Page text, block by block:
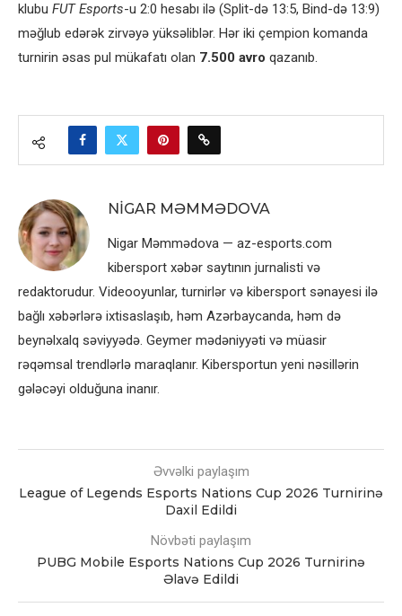
klubu FUT Esports-u 2:0 hesabı ilə (Split-də 13:5, Bind-də 13:9)
məğlub edərək zirvəyə yüksəliblər. Hər iki çempion komanda
turnirin əsas pul mükafatı olan 7.500 avro qazanıb.
NIGAR MƏMMƏDOVA
Nigar Məmmədova — az-esports.com
kibersport xəbər saytının jurnalisti və
redaktorudur. Videooyunlar, turnirlər və kibersport sənayesi ilə
bağlı xəbərlərə ixtisaslaşıb, həm Azərbaycanda, həm də
beynəlxalq səviyyədə. Geymer mədəniyyəti və müasir
rəqəmsal trendlərlə maraqlanır. Kibersportun yeni nəsillərin
gələcəyi olduğuna inanır.
Əvvəlki paylaşım
League of Legends Esports Nations Cup 2026 Turnirinə
Daxil Edildi
Növbəti paylaşım
PUBG Mobile Esports Nations Cup 2026 Turnirinə
Əlavə Edildi